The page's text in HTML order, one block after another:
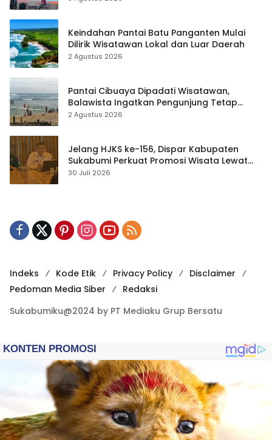
Keindahan Pantai Batu Panganten Mulai
Dilirik Wisatawan Lokal dan Luar Daerah
2 Agustus 2026
Pantai Cibuaya Dipadati Wisatawan,
Balawista Ingatkan Pengunjung Tetap
Waspada
2 Agustus 2026
Jelang HJKS ke-156, Dispar Kabupaten
Sukabumi Perkuat Promosi Wisata Lewat
Publikasi Digital
30 Juli 2026
Indeks Kode Etik Privacy Policy
Disclaimer
Pedoman Media Siber
Redaksi
Sukabumiku@2024 by PT Mediaku Grup Bersatu